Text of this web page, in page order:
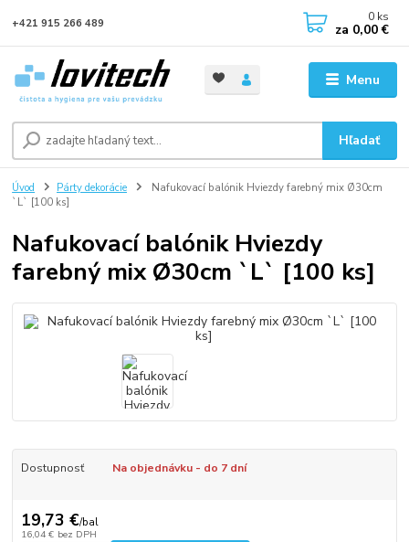
Menu
Hľadať
+421 915 266 489 0 ks
za 0,00 €
Úvod Párty dekorácie
Nafukovací balónik Hviezdy farebný mix Ø30cm
`L` [100 ks]
Nafukovací balónik Hviezdy
farebný mix Ø30cm `L` [100 ks]
Dostupnosť Na objednávku - do 7 dní
19,73 €/bal
16,04 € bez DPH